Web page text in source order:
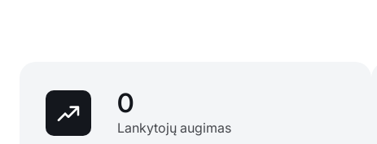
0
Lankytojų augimas